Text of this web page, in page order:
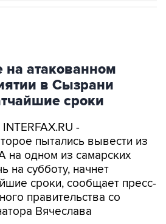
атакованном
в Сызрани
сроки
-
пытались вывести из
на одном из самарских
на субботу, начнет
сроки, сообщает пресс-
правительства со
Вячеслава